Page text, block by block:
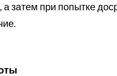
затем при попытке